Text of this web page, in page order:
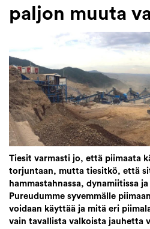
paljon muuta
Tiesit varmasti jo, että piimaata
torjuntaan, mutta tiesitkö, että
hammastahnassa, dynamiitissa
Pureudumme syvemmälle
voidaan käyttää ja mitä eri
vain tavallista valkoista jauhetta